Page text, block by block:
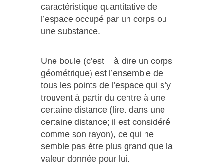
caractéristique quantitative de
l’espace occupé par un corps ou
une substance.
Une boule (c’est – à-dire un corps
géométrique) est l’ensemble de
tous les points de l’espace qui s’y
trouvent à partir du centre à une
certaine distance (lire. dans une
certaine distance; il est considéré
comme son rayon), ce qui ne
semble pas être plus grand que la
valeur donnée pour lui.